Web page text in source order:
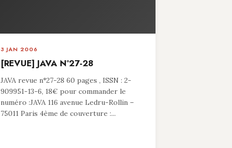
3 JAN 2006
[REVUE] JAVA N°27-28
JAVA revue n°27-28 60 pages , ISSN : 2-
909951-13-6, 18€ pour commander le
numéro :JAVA 116 avenue Ledru-Rollin –
75011 Paris 4ème de couverture :...